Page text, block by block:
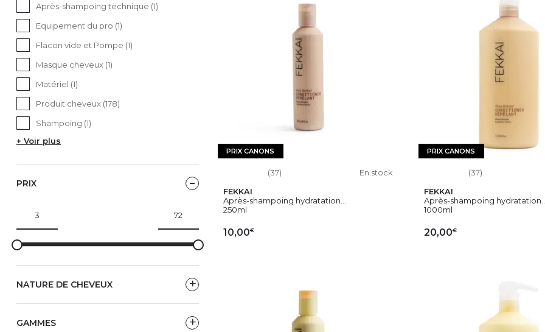
PRIX CANONS
(37)
En stock
FEKKAI
Après-shampoing hydratation...
250ml
10,00€
PRIX CANONS
(37)
FEKKAI
Après-shampoing
1000ml
20,00€
Après-shampoing technique (1)
Equipement du pro (1)
Flacon vide et Pompe (1)
Masque cheveux (1)
Matériel (1)
Produit cheveux (178)
Shampoing (1)
+ Voir plus
PRIX
NATURE DE CHEVEUX
GAMMES